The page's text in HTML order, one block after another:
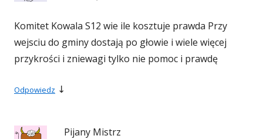
Komitet Kowala S12 wie ile kosztuje prawda Przy
wejsciu do gminy dostają po głowie i wiele więcej
przykrości i zniewagi tylko nie pomoc i prawdę
Odpowiedz ↓
Pijany Mistrz